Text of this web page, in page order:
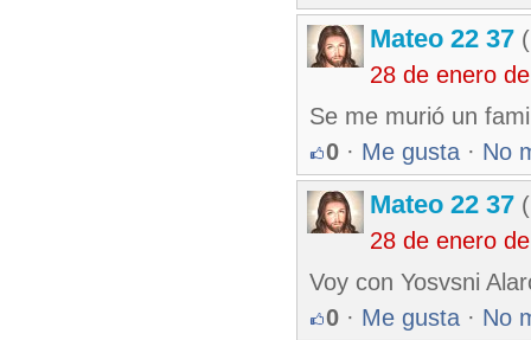
Mateo 22 37
28 de enero
Se me murió un
0 · Me gusta · No
Mateo 22 37
28 de enero
Voy con Yosvsni
0 · Me gusta · No